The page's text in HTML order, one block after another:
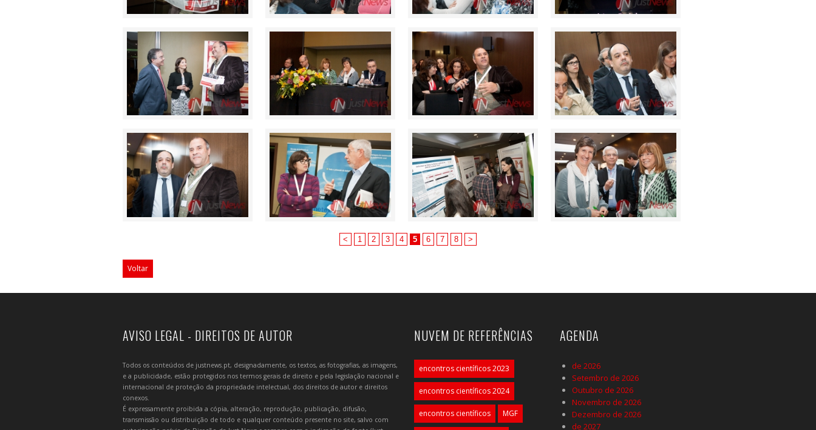
< 1 2 3 4 5 6 7 8 >
Voltar
AVISO LEGAL - DIREITOS DE AUTOR
Todos os conteúdos de justnews.pt, designadamente, os textos, as fotografias, as imagens,
e a publicidade, estão protegidos nos termos gerais de direito e pela legislação nacional e
internacional de proteção da propriedade intelectual, dos direitos de autor e direitos
conexos.
É expressamente proibida a cópia, alteração, reprodução, publicação, difusão,
transmissão ou distribuição de todo e qualquer conteúdo presente no site, salvo com
NUVEM DE REFERÊNCIAS
encontros científicos 2023
encontros científicos 2024
encontros científicos MGF
AGENDA
de 2026
Setembro de 2026
Outubro de 2026
Novembro de 2026
Dezembro de 2026
de 2027